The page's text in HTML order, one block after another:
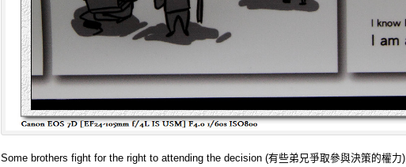
Some brothers fight for the right to attending the decision (有些弟兄爭取參與決策的權力)